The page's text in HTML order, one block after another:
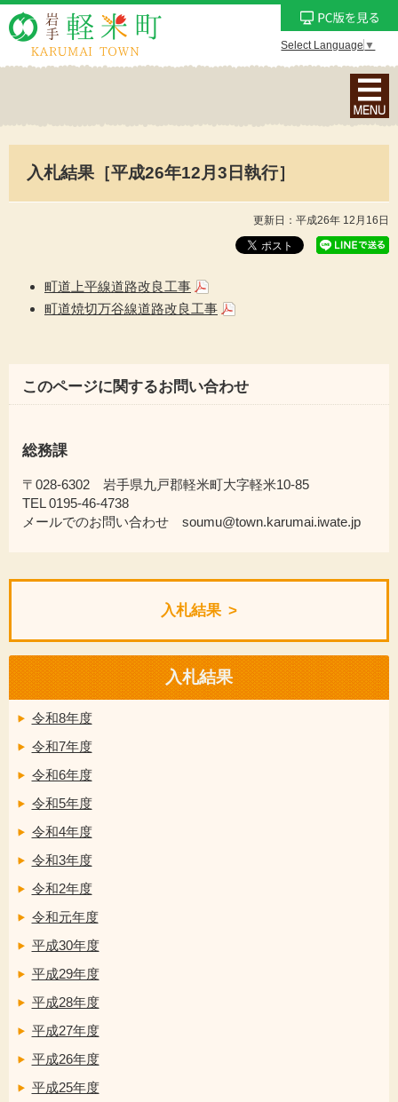
Select Language ▼
ナ
ビ
ン
メ
入札結果［平成26年12月3日執行］
更新日：平成26年 12月16日
町道上平線道路改良工事
町道焼切万谷線道路改良工事
このページに関するお問い合わせ
総務課
〒028-6302 岩手県九戸郡軽米町大字軽米10-85
TEL 0195-46-4738
メールでのお問い合わせ soumu@town.karumai.iwate.jp
入札結果
入札結果
令和8年度
令和7年度
令和6年度
令和5年度
令和4年度
令和3年度
令和2年度
令和元年度
平成30年度
平成29年度
平成28年度
平成27年度
平成26年度
平成25年度